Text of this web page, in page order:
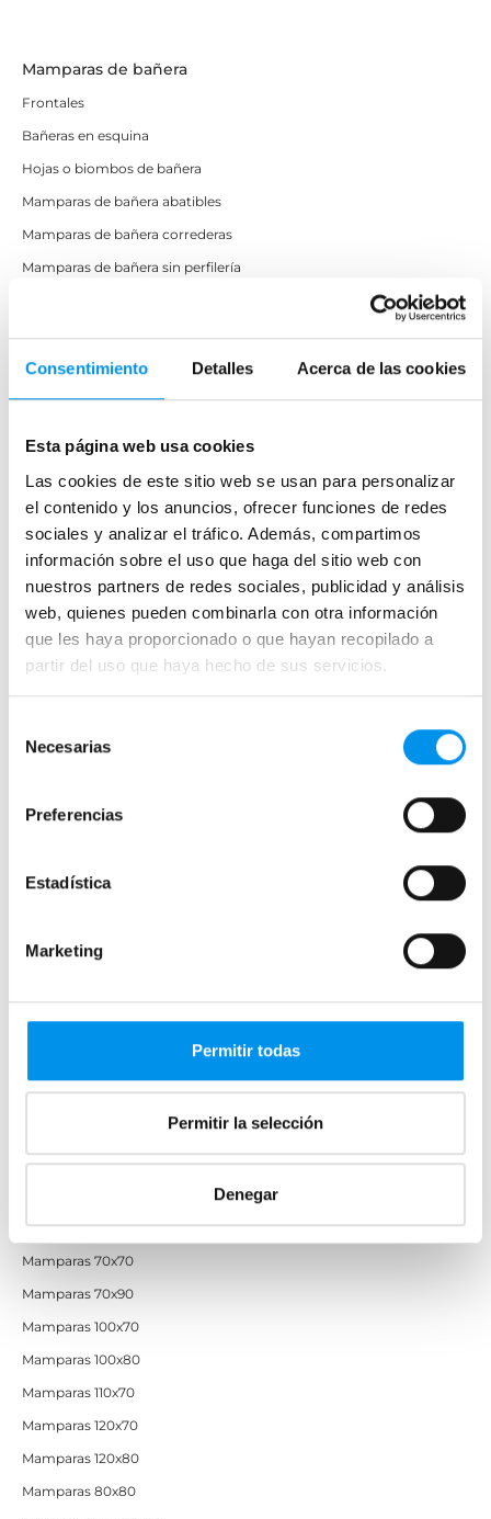
Consentimiento Detalles Acerca de las cookies
Esta página web usa cookies
Las cookies de este sitio web se usan para personalizar
el contenido y los anuncios, ofrecer funciones de redes
sociales y analizar el tráfico. Además, compartimos
información sobre el uso que haga del sitio web con
nuestros partners de redes sociales, publicidad y análisis
web, quienes pueden combinarla con otra información
que les haya proporcionado o que hayan recopilado a
partir del uso que haya hecho de sus servicios.
Necesarias
Preferencias
Estadística
Marketing
Permitir todas
Permitir la selección
Denegar
Mamparas de bañera
Frontales
Bañeras en esquina
Hojas o biombos de bañera
Mamparas de bañera abatibles
Mamparas de bañera correderas
Mamparas de bañera sin perfilería
Mamparas de ducha
Frontales
Fijos y paneles de ducha
Semicirculares
Correderas sin perfiles
Apertura abatible
Apertura plegable
Cristal fijo para ducha
Correderas
Mamparas de bañera perfilería negra
Mamparas de perfilería oro rosa
Mamparas de perfilería dorada
Mamparas de colores
Mamparas de ducha baratas con perfil negro
Mamparas 60x60
Mamparas 70x70
Mamparas 70x90
Mamparas 100x70
Mamparas 100x80
Mamparas 110x70
Mamparas 120x70
Mamparas 120x80
Mamparas 80x80